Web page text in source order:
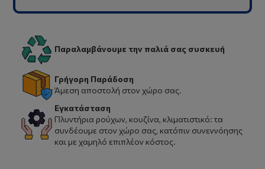
Παραλαμβάνουμε την παλιά σας συσκευή
Γρήγορη Παράδοση
Άμεση αποστολή στον χώρο σας.
Εγκατάσταση
Πλυντήρια ρούχων, κουζίνα, κλιματιστικό: τα
συνδέουμε στον χώρο σας, κατόπιν συνεννόησης
και με χαμηλό επιπλέον κόστος.